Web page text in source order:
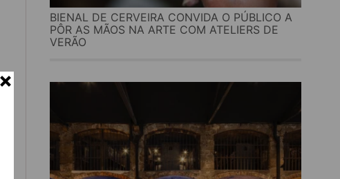
BIENAL DE CERVEIRA CONVIDA O PÚBLICO A
PÔR AS MÃOS NA ARTE COM ATELIERS DE
VERÃO